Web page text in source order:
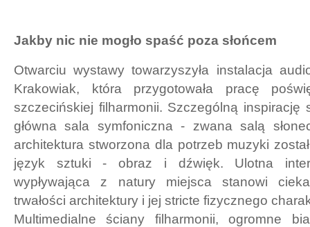
Jakby nic nie mogło spaść poza słońcem
Otwarciu wystawy towarzyszyła instalacja
Krakowiak, która przygotowała pracę
szczecińskiej filharmonii. Szczególną inspirację
główna sala symfoniczna - zwana salą
architektura stworzona dla potrzeb muzyki
język sztuki - obraz i dźwięk. Ulotna
wypływająca z natury miejsca stanowi
trwałości architektury i jej stricte fizycznego
Multimedialne ściany filharmonii, ogromne